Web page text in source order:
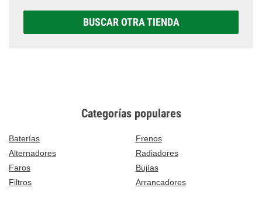
BUSCAR OTRA TIENDA
Categorías populares
Baterías
Frenos
Alternadores
Radiadores
Faros
Bujías
Filtros
Arrancadores